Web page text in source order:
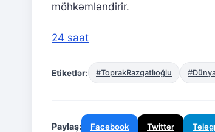
möhkəmləndirir.
24 saat
Etiketlər: #ToprakRazgatlıoğlu
Paylaş: Facebook Twitter